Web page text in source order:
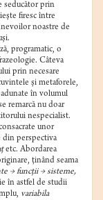
seducător prin
firesc între
noastre de
programatic, o
Câteva
prin necesare
şi metaforele,
în volumul
remarcă nu doar
nespecialist.
unor
din perspectiva
etc. Abordarea
ţinând seama
→ funcţii → sisteme,
în astfel de studii
variabila